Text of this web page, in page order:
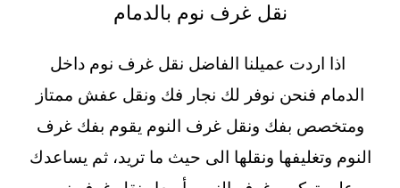
نقل غرف نوم بالدمام
اذا اردت عميلنا الفاضل نقل غرف نوم داخل
الدمام فنحن نوفر لك نجار فك ونقل عفش ممتاز
ومتخصص بفك ونقل غرف النوم يقوم بفك غرف
النوم وتغليفها ونقلها الى حيث ما تريد، ثم يساعدك